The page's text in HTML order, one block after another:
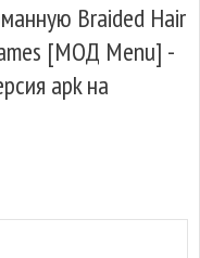
Braided Hair
[МОД Menu] -
apk на